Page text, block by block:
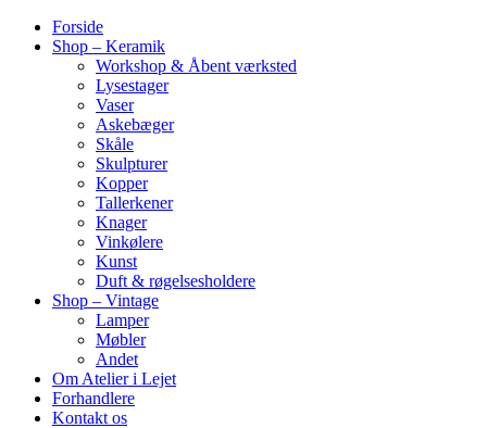
Forside
Shop – Keramik
Workshop & Åbent værksted
Lysestager
Vaser
Askebæger
Skåle
Skulpturer
Kopper
Tallerkener
Knager
Vinkølere
Kunst
Duft & røgelsesholdere
Shop – Vintage
Lamper
Møbler
Andet
Om Atelier i Lejet
Forhandlere
Kontakt os